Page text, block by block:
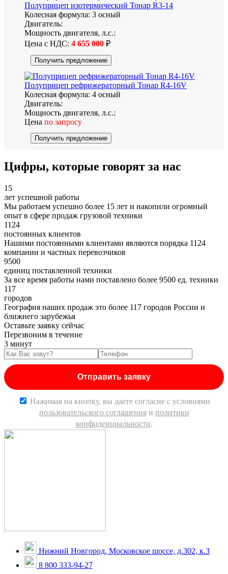
Полуприцеп изотермический Тонар R3-14
Колесная формула: 3 осный
Двигатель:
Мощность двигателя, л.с.:
Цена с НДС: 4 655 000 ₽
Получить предложение
Полуприцеп рефрижераторный Тонар R4-16V
Колесная формула: 4 осный
Двигатель:
Мощность двигателя, л.с.:
Цена по запросу
Получить предложение
Цифры, которые говорят за нас
15
лет успешной работы
Мы работаем успешно более 15 лет и накопили огромный
опыт в сфере продаж грузовой техники
1124
постоянных клиентов
Нашими постоянными клиентами являются порядка 1124
компании и частных перевозчиков
9500
единиц поставленной техники
За все время работы нами поставлено более 9500 ед. техники
117
городов
География наших продаж это более 117 городов России и
ближнего зарубежья
Оставьте заявку сейчас
Перезвоним в течение
3 минут
Нажимая на кнопку, вы даете согласие c условиями
пользовательского соглашенияи политики
конфиденциальности.
Нижний Новгород, Московское шоссе, д.302, к.3
8 800 333-94-27